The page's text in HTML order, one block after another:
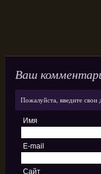
Ваш
Пожалуйста, введите
Имя
E-mail
Сайт